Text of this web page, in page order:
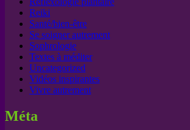
Reiki
Santé/bien-être
Se soigner autrement
Sophrologie
Textes à méditer
Uncategorized
Vidéos inspirantes
Vivre autrement
Méta